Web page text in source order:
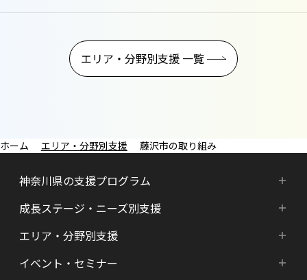
エリア・分野別支援 一覧
エリア・分野別支援 藤沢市の取り組み
神奈川県の支援プログラム
神奈川県の支援プログラム
HATSU-SHINKANAGAWA
HATSU起業家支援プログラム
成長ステージ・ニーズ別支援
成長ステージ・ニーズ別支援
起業準備期支援（アイデア段階）
エリア・分野別支援
エリア・分野別支援
イベント・セミナー